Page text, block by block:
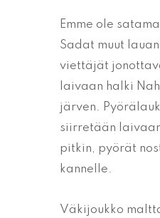
Emme ole
Sadat muut
viettäjät
laivaan halki
järven.
siirretään
pitkin, pyörät
kannelle.
Väkijoukko